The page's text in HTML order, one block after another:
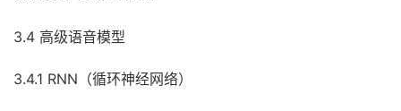
3.4 高级语音模型
3.4.1 RNN（循环神经网络）